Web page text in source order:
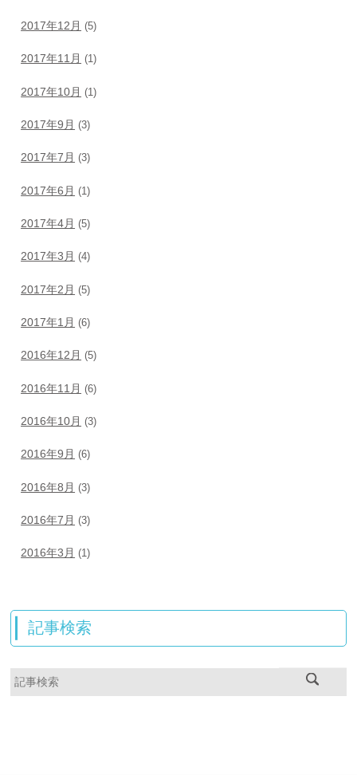
2017年12月 (5)
2017年11月 (1)
2017年10月 (1)
2017年9月 (3)
2017年7月 (3)
2017年6月 (1)
2017年4月 (5)
2017年3月 (4)
2017年2月 (5)
2017年1月 (6)
2016年12月 (5)
2016年11月 (6)
2016年10月 (3)
2016年9月 (6)
2016年8月 (3)
2016年7月 (3)
2016年3月 (1)
記事検索